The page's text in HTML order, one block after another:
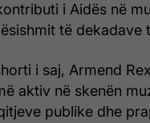
i Aidës në
të dekadave
i saj, Armend
aktiv në skenën
publike dhe